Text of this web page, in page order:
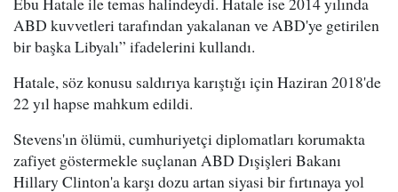
ABD kuvvetleri tarafından yakalanan ve ABD'ye getirilen
bir başka Libyalı” ifadelerini kullandı.
Hatale, söz konusu saldırıya karıştığı için Haziran 2018'de
22 yıl hapse mahkum edildi.
Stevens'ın ölümü, cumhuriyetçi diplomatları korumakta
zafiyet göstermekle suçlanan ABD Dışişleri Bakanı
Hillary Clinton'a karşı dozu artan siyasi bir fırtınaya yol